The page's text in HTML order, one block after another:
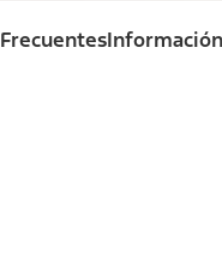
Información